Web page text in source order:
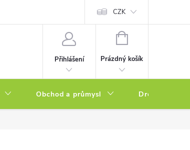
Podmínky ochrany osobních údajů Soubory cookies
CZK
Přihlášení
NÁKUPNÍ
Prázdný košík
Obchod a průmysl Drogerie